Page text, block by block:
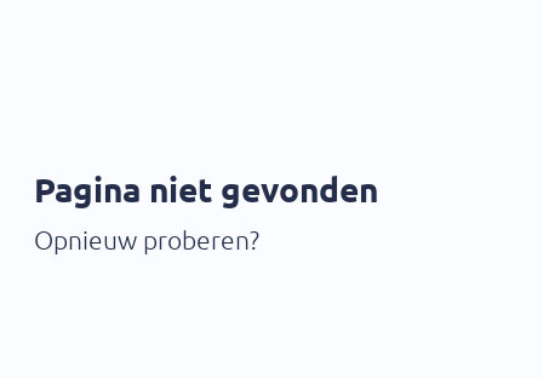
Pagina niet gevonden
Opnieuw proberen?